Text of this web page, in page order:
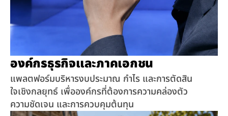
องค์กรธุรกิจและภาคเอกชน
แพลตฟอร์มบริหารงบประมาณ กำไร และการตัดสิน
ใจเชิงกลยุทธ์ เพื่อองค์กรที่ต้องการความคล่องตัว
ความชัดเจน และการควบคุมต้นทุน